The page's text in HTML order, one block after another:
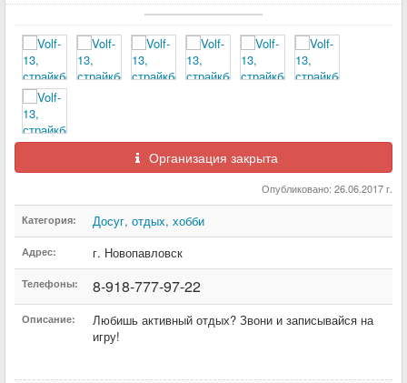
Организация закрыта
Опубликовано: 26.06.2017 г.
Категория: Досуг, отдых, хобби
Адрес: г. Новопавловск
Телефоны: 8-918-777-97-22
Описание:
Любишь активный отдых? Звони и записывайся на
игру!